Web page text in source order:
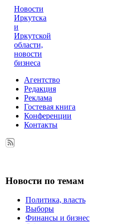
Новости
Иркутска
и
Иркутской
области,
новости
бизнеса
Агентство
Редакция
Реклама
Гостевая книга
Конференции
Контакты
Новости по темам
Политика, власть
Выборы
Финансы и бизнес